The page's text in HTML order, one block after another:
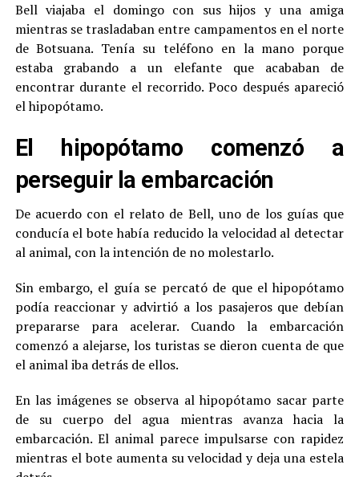
Bell viajaba el domingo con sus hijos y una amiga
mientras se trasladaban entre campamentos en el norte
de Botsuana. Tenía su teléfono en la mano porque
estaba grabando a un elefante que acababan de
encontrar durante el recorrido. Poco después apareció
el hipopótamo.
El hipopótamo comenzó a
perseguir la embarcación
De acuerdo con el relato de Bell, uno de los guías que
conducía el bote había reducido la velocidad al detectar
al animal, con la intención de no molestarlo.
Sin embargo, el guía se percató de que el hipopótamo
podía reaccionar y advirtió a los pasajeros que debían
prepararse para acelerar. Cuando la embarcación
comenzó a alejarse, los turistas se dieron cuenta de que
el animal iba detrás de ellos.
En las imágenes se observa al hipopótamo sacar parte
de su cuerpo del agua mientras avanza hacia la
embarcación. El animal parece impulsarse con rapidez
mientras el bote aumenta su velocidad y deja una estela